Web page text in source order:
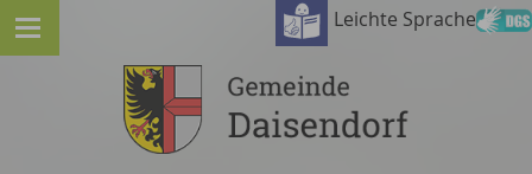
Leichte Sprache